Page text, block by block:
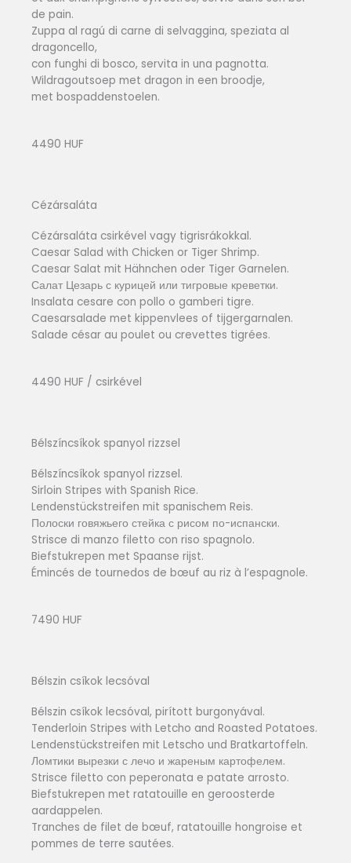
de pain.
Zuppa al ragú di carne di selvaggina, speziata al
dragoncello,
con funghi di bosco, servita in una pagnotta.
Wildragoutsoep met dragon in een broodje,
met bospaddenstoelen.
4490 HUF
Cézársaláta
Cézársaláta csirkével vagy tigrisrákokkal.
Caesar Salad with Chicken or Tiger Shrimp.
Caesar Salat mit Hähnchen oder Tiger Garnelen.
Салат Цезарь с курицей или тигровые креветки.
Insalata cesare con pollo o gamberi tigre.
Caesarsalade met kippenvlees of tijgergarnalen.
Salade césar au poulet ou crevettes tigrées.
4490 HUF / csirkével
Bélszíncsíkok spanyol rizzsel
Bélszíncsíkok spanyol rizzsel.
Sirloin Stripes with Spanish Rice.
Lendenstückstreifen mit spanischem Reis.
Полоски говяжьего стейка с рисом по-испански.
Strisce di manzo filetto con riso spagnolo.
Biefstukrepen met Spaanse rijst.
Émincés de tournedos de bœuf au riz à l’espagnole.
7490 HUF
Bélszin csíkok lecsóval
Bélszin csíkok lecsóval, pirított burgonyával.
Tenderloin Stripes with Letcho and Roasted Potatoes.
Lendenstückstreifen mit Letscho und Bratkartoffeln.
Ломтики вырезки с лечо и жареным картофелем.
Strisce filetto con peperonata e patate arrosto.
Biefstukrepen met ratatouille en geroosterde
aardappelen.
Tranches de filet de bœuf, ratatouille hongroise et
pommes de terre sautées.